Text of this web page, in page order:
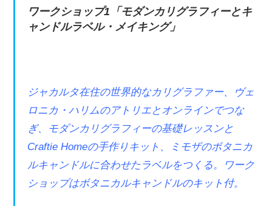
ワークショップ1「モダンカリグラフィーとキ
ャンドルラベル・メイキング」
ジャカルタ在住の世界的なカリグラファー、ヴェ
ロニカ・ハリムのアトリエとオンラインでつな
ぎ、モダンカリグラフィーの基礎レッスンと
Craftie Homeの⼿作りキット、ミモザのボタニカ
ルキャンドルに合わせたラベルをつくる。ワーク
ショップはボタニカルキャンドルのキット付。